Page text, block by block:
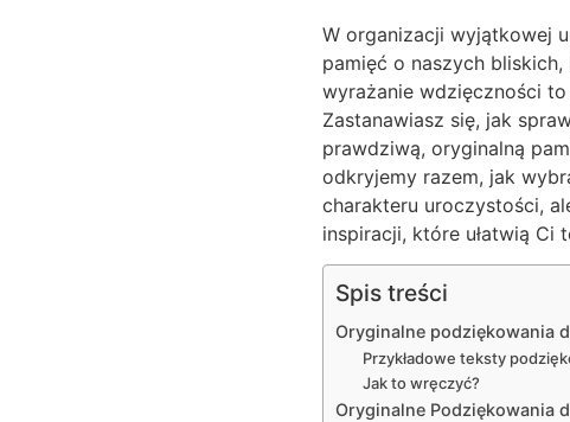
W organizacji wyjątkowej
pamięć o naszych
wyrażanie wdzięczności
Zastanawiasz się, jak
prawdziwą, oryginalną
odkryjemy razem, jak
charakteru uroczystości,
inspiracji, które ułatwią Ci
Spis treści
Oryginalne podziękowania
Przykładowe teksty
Jak to wręczyć?
Oryginalne Podziękowania